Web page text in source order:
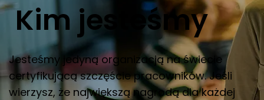
Kim jesteśmy
Jesteśmy jedyną organizacją na świecie
certyfikującą szczęście pracowników. Jeśli
wierzysz, że największą nagrodą dla każdej